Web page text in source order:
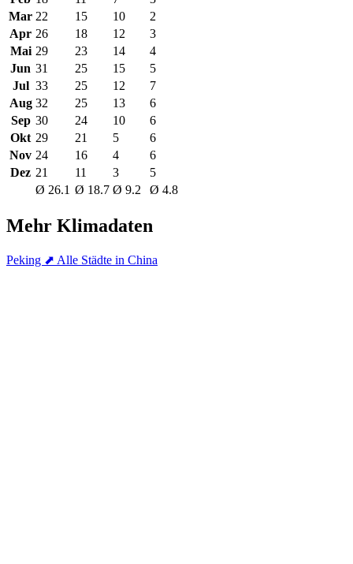
Mar 22 15 10
2
Apr 26 18 12
3
Mai 29 23 14
4
Jun 31 25 15
5
Jul 33 25 12
7
Aug 32 25 13
6
Sep 30 24 10
6
Okt 29 21 5
6
Nov 24 16 4
6
Dez 21 11 3
5
Ø 26.1 Ø 18.7 Ø 9.2 Ø 4.8
Mehr Klimadaten
Peking ⬈ Alle Städte in China